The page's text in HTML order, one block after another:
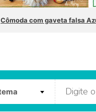
Cômoda com gaveta falsa